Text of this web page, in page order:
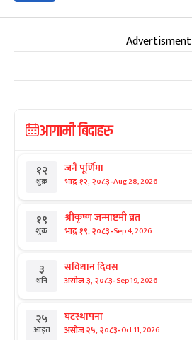
Advertisment
आगामी बिदाहरु
१२
शुक्र
जनै पूर्णिमा
भाद्र १२, २०८३-Aug 28, 2026
१९
शुक्र
श्रीकृष्ण जन्माष्टमी व्रत
भाद्र १९, २०८३-Sep 4, 2026
३
शनि
संविधान दिवस
असोज ३, २०८३-Sep 19, 2026
२५
आइत
घटस्थापना
असोज २५, २०८३-Oct 11, 2026